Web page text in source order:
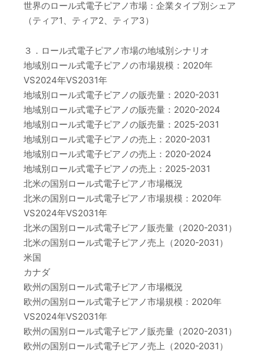
世界のロール式電子ピアノ市場：企業タイプ別シェア
（ティア1、ティア2、ティア3）
３．ロール式電子ピアノ市場の地域別シナリオ
地域別ロール式電子ピアノの市場規模：2020年
VS2024年VS2031年
地域別ロール式電子ピアノの販売量：2020-2031
地域別ロール式電子ピアノの販売量：2020-2024
地域別ロール式電子ピアノの販売量：2025-2031
地域別ロール式電子ピアノの売上：2020-2031
地域別ロール式電子ピアノの売上：2020-2024
地域別ロール式電子ピアノの売上：2025-2031
北米の国別ロール式電子ピアノ市場概況
北米の国別ロール式電子ピアノ市場規模：2020年
VS2024年VS2031年
北米の国別ロール式電子ピアノ販売量（2020-2031）
北米の国別ロール式電子ピアノ売上（2020-2031）
米国
カナダ
欧州の国別ロール式電子ピアノ市場概況
欧州の国別ロール式電子ピアノ市場規模：2020年
VS2024年VS2031年
欧州の国別ロール式電子ピアノ販売量（2020-2031）
欧州の国別ロール式電子ピアノ売上（2020-2031）